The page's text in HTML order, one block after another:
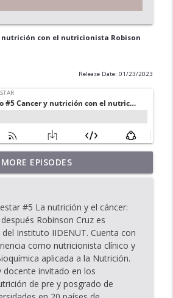
nutrición con el nutricionista Robison
Release Date: 01/23/2023
27: Liberarte del estrés sin
info_outline
26 – Cómo tu alimentación
ánimo y tu claridad mental
25 – Tu bienestar más allá de
MORE EPISODES
#5 La nutrición y el cáncer:
Robinson Cruz es
Instituto IIDENUT. Cuenta con
como nutricionista clínico y
aplicada a la Nutrición.
docente invitado en los
de pre y posgrado de